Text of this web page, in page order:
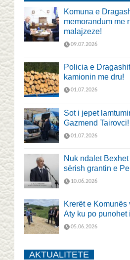
Komuna e
memorandum me
malajzeze!
09.07.2026
Policia e
kamionin me dru!
01.07.2026
Sot i jepet
Gazmend Tairovci!
01.07.2026
Nuk ndalet
sërish grantin e
10.06.2026
Krerët e
Aty ku po punohet
05.06.2026
AKTUALITETE